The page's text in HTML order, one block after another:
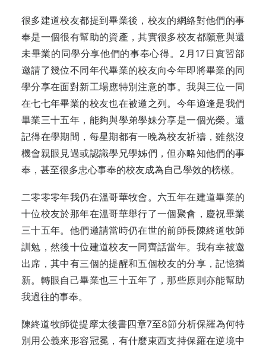
很多建道校友都提到畢業後，校友的網絡對他們的事
奉是一個很有幫助的資產，其實很多校友都願意與還
未畢業的同學分享他們的事奉心得。2月17日實習部
邀請了幾位不同年代畢業的校友向今年即將畢業的同
學分享在面對新工場應特別注意的事。我與三位一同
在七七年畢業的校友也在被邀之列。今年適逢是我們
畢業三十五年，能夠與學弟學妹分享是一個光榮。還
記得在學期間，每星期都有一晚為校友祈禱，雖然沒
機會親眼見過或認識學兄學姊們，但亦略知他們的事
奉，甚至很多忠心事奉的校友成為自己學效的榜樣。
二零零零年我仍在溫哥華牧會。六五年在建道畢業的
十位校友於那年在溫哥華舉行了一個聚會，慶祝畢業
三十五年。他們邀請當時仍在世的前師長陳終道牧師
訓勉，然後十位建道校友一同齊話當年。我有幸被邀
出席，其中有三個的提醒和五個校友的分享，記憶猶
新。轉眼自己畢業也三十五年了，那些原則亦能幫助
我過往的事奉。
陳終道牧師從提摩太後書四章7至8節分析保羅為何特
別用公義來形容冠冕，有什麼東西支持保羅在逆境中